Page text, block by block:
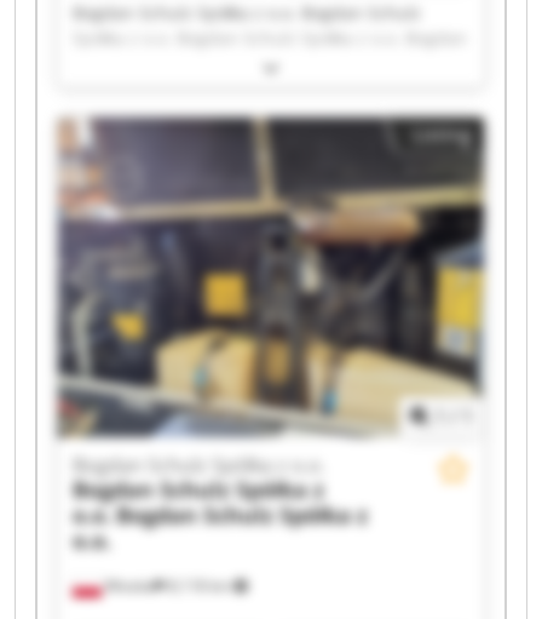
Bogdan Schulz Spółka z o.o. Bogdan Schulz
Schulz Spółka z o.o. Bogdan Schulz Spółka z o.o.
Spółka z o.o. Bogdan Schulz Spółka z o.o. Bogdan
Schulz Spółka z o.o. Bogdan Schulz Spółka z o.o.
Bogdan Schulz Spółka z o.o. Bogdan Schulz
Spółka z o.o. Bogdan Schulz Spółka z o.o. Bogdan
Schulz Spółka z o.o. Bogdan Schulz Spółka z o.o.
Bogdan Schulz Spółka z o.o. Bogdan Schulz
Spółka z o.o. Bogdan Schulz Spółka z o.o. Bogdan
Schulz Spółka z o.o. Bogdan Schulz Spółka z o.o.
Listing
Wioska 8,118 km
Bogdan Schulz Spółka z o.o.
Bogdan Schulz Spółka z
o.o. Bogdan Schulz Spółka z
o.o.